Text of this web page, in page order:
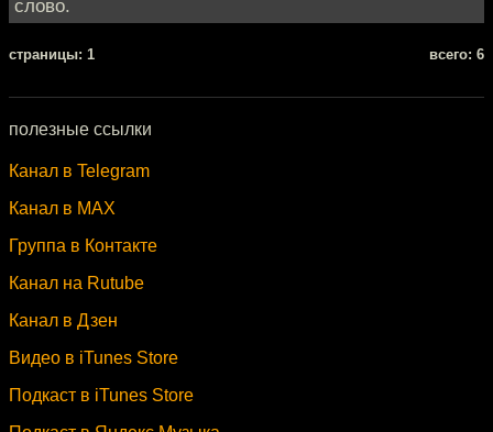
слово.
cтраницы: 1 всего: 6
полезные ссылки
Канал в Telegram
Канал в MAX
Группа в Контакте
Канал на Rutube
Канал в Дзен
Видео в iTunes Store
Подкаст в iTunes Store